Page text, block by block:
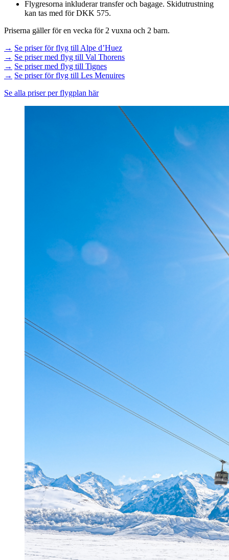
Flygresorna inkluderar transfer och bagage. Skidutrustning
kan tas med för DKK 575.
Priserna gäller för en vecka för 2 vuxna och 2 barn.
→ Se priser för flyg till Alpe d’Huez
→ Se priser med flyg till Val Thorens
→ Se priser med flyg till Tignes
→ Se priser för flyg till Les Menuires
Se alla priser per flygplan här